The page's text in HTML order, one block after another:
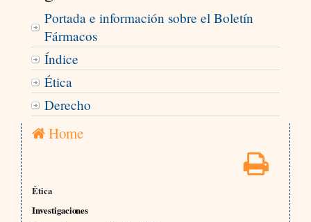
Portada e información sobre el Boletín
Fármacos
Índice
Ética
Derecho
Home
Ética
Investigaciones